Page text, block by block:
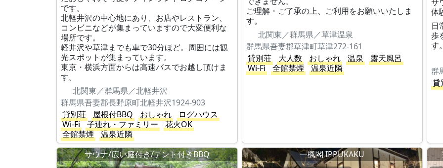
です。
北軽井沢の中心地にあり、お店やレストラン、
コンビニなどが集まっていますので大変便利な
場所です。
軽井沢や草津までも車で30分ほど。周囲には観
光スポットが集まっています。
東京・横浜方面からは高速バスでお越し頂けま
す。
北関東／群馬県／北軽井沢
群馬県吾妻郡長野原町北軽井沢1924-903
貸別荘
屋根付BBQ おしゃれ
ログハウス
Wi-Fi
子連れ・ファミリー
花火OK
全館禁煙
温泉近隣
ご理解・ご了承の上、ご利用をお願いいたしま
す。
北関東／群馬県／草津温泉
群馬県吾妻郡草津町草津272-161
貸別荘
大人数 おしゃれ 温泉
露天風呂
Wi-Fi
全館禁煙 温泉近隣
体
日
歩
す
群
貸
サウナ/広い庭付き/テント付きBBQ
一楓閣 IPPUKAKU